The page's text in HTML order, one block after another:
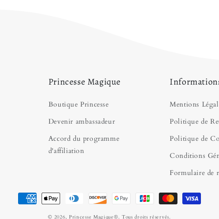
Princesse Magique
Boutique Princesse
Devenir ambassadeur
Accord du programme
d'affiliation
Mentions
Politique de
Politique de
Conditions
Formulaire de
Moyens de paiement
© 2026, Princesse Magique®. Tous droits réservés.